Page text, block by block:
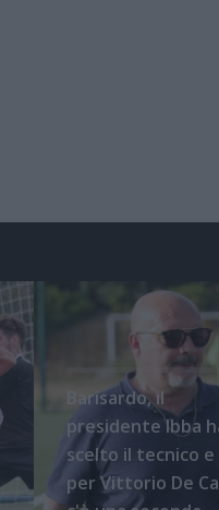
Barisardo, il
presidente Ibba
scelto il tecnico e
per Vittorio De